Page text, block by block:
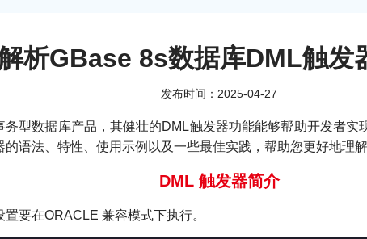
析GBase 8s数据库DML触发
发布时间：2025-04-27
型数据库产品，其健壮的DML触发器功能能够帮助开发者
语法、特性、使用示例以及一些最佳实践，帮助您更好地理解
DML 触发器简介
要在ORACLE 兼容模式下执行。